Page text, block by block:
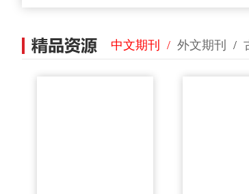
中文期刊 / 外文期刊 /